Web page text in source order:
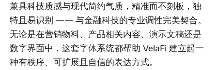
兼具科技质感与现代简约气质，精准而不刻板，独
特且易识别 —— 与金融科技的专业调性完美契合。
无论是在营销物料、产品相关内容、演示文稿还是
数字界面中，这套字体系统都帮助 VelaFi 建立起一
种有秩序、可扩展且自信的表达方式。